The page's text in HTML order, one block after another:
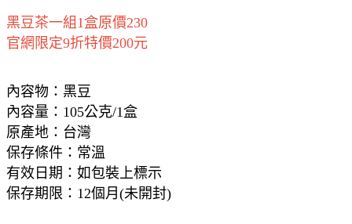
黑豆茶一組1盒原價230
官網限定9折特價200元
內容物：黑豆
內容量：105公克/1盒
原產地：台灣
保存條件：常溫
有效日期：如包裝上標示
保存期限：12個月(未開封)